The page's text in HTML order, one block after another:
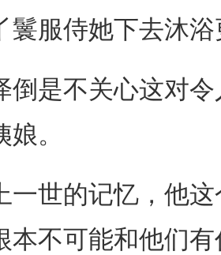
鬟服侍她下去沐
不关心这对令
。
的记忆，他这
本不可能和他们